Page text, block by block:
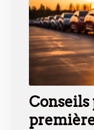
Conseils